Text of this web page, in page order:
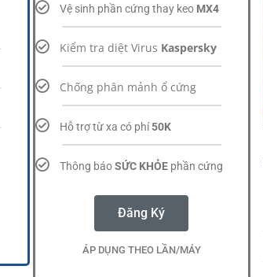
Vệ sinh phần cứng thay keo MX4
Kiểm tra diệt Virus Kaspersky
Chống phân mảnh ổ cứng
Hỗ trợ từ xa có phí50K
Thông báoSỨC KHỎEphần cứng
Đăng Ký
ÁP DỤNG THEO LẦN/MÁY